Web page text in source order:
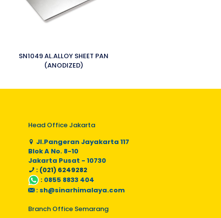
SN1049 AL.ALLOY SHEET PAN
(ANODIZED)
Head Office Jakarta
Jl.Pangeran Jayakarta 117
Blok A No. 8-10
Jakarta Pusat - 10730
: (021) 6249282
: 0855 8833 404
: sh@sinarhimalaya.com
Branch Office Semarang